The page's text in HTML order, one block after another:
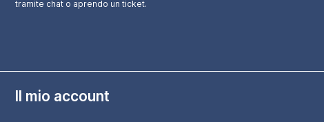
tramite chat o aprendo un ticket.
Il mio account